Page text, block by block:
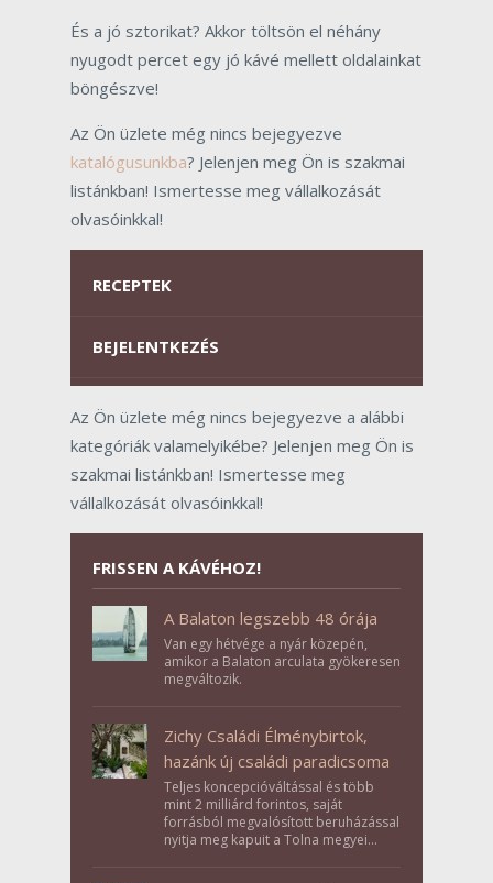
És a jó sztorikat? Akkor töltsön el néhány
nyugodt percet egy jó kávé mellett oldalainkat
böngészve!
Az Ön üzlete még nincs bejegyezve
katalógusunkba? Jelenjen meg Ön is szakmai
listánkban! Ismertesse meg vállalkozását
olvasóinkkal!
RECEPTEK
BEJELENTKEZÉS
Az Ön üzlete még nincs bejegyezve a alábbi
kategóriák valamelyikébe? Jelenjen meg Ön is
szakmai listánkban! Ismertesse meg
vállalkozását olvasóinkkal!
FRISSEN A KÁVÉHOZ!
A Balaton legszebb 48 órája
Van egy hétvége a nyár közepén,
amikor a Balaton arculata gyökeresen
megváltozik.
Zichy Családi Élménybirtok,
hazánk új családi paradicsoma
Teljes koncepcióváltással és több
mint 2 milliárd forintos, saját
forrásból megvalósított beruházással
nyitja meg kapuit a Tolna megyei